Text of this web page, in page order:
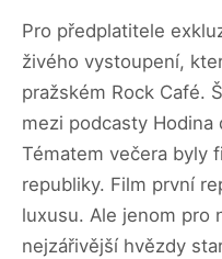
Pro předplatitele
živého vystoupení,
pražském Rock Café.
mezi podcasty Hodina
Tématem večera byly
republiky. Film první
luxusu. Ale jenom pro
nejzářivější hvězdy